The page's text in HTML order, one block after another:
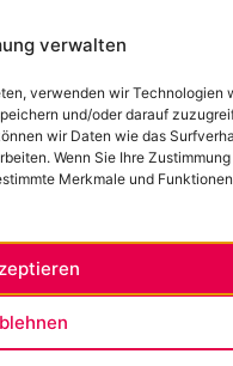
verwalten
verwenden wir Technologien
und/oder darauf
wir Daten wie das
Wenn Sie Ihre
Merkmale und Funktionen